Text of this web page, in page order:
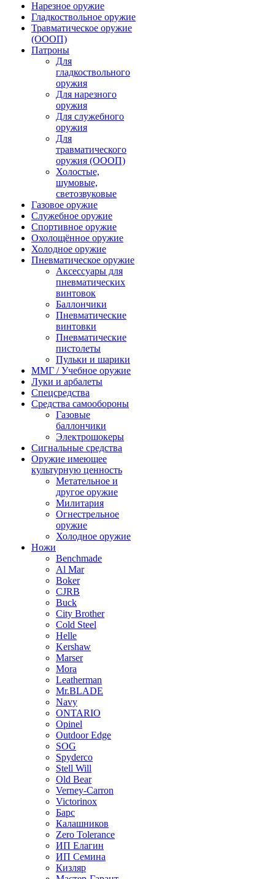
Нарезное оружие
Гладкоствольное оружие
Травматическое оружие
(ОООП)
Патроны
Для
гладкоствольного
оружия
Для нарезного
оружия
Для служебного
оружия
Для
травматического
оружия (ОООП)
Холостые,
шумовые,
светозвуковые
Газовое оружие
Служебное оружие
Спортивное оружие
Охолощённое оружие
Холодное оружие
Пневматическое оружие
Аксессуары для
пневматических
винтовок
Баллончики
Пневматические
винтовки
Пневматические
пистолеты
Пульки и шарики
ММГ / Учебное оружие
Луки и арбалеты
Спецсредства
Средства самообороны
Газовые
баллончики
Электрошокеры
Сигнальные средства
Оружие имеющее
культурную ценность
Метательное и
другое оружие
Милитария
Огнестрельное
оружие
Холодное оружие
Ножи
Benchmade
Al Mar
Boker
CJRB
Buck
City Brother
Cold Steel
Helle
Kershaw
Marser
Mora
Leatherman
Mr.BLADE
Navy
ONTARIO
Opinel
Outdoor Edge
SOG
Spyderco
Stell Will
Old Bear
Verney-Carron
Victorinox
Барс
Калашников
Zero Tolerance
ИП Елагин
ИП Семина
Кизляр